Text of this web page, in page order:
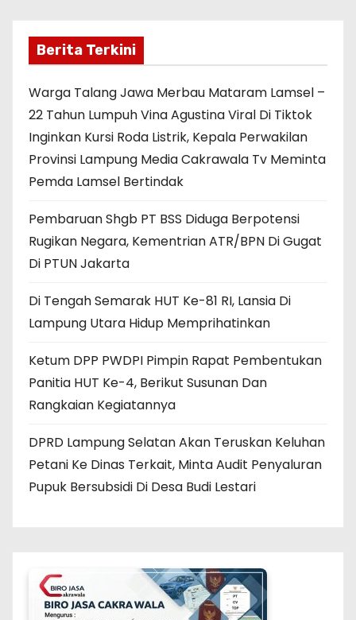
Berita Terkini
Warga Talang Jawa Merbau Mataram Lamsel –
22 Tahun Lumpuh Vina Agustina Viral Di Tiktok
Inginkan Kursi Roda Listrik, Kepala Perwakilan
Provinsi Lampung Media Cakrawala Tv Meminta
Pemda Lamsel Bertindak
Pembaruan Shgb PT BSS Diduga Berpotensi
Rugikan Negara, Kementrian ATR/BPN Di Gugat
Di PTUN Jakarta
Di Tengah Semarak HUT Ke-81 RI, Lansia Di
Lampung Utara Hidup Memprihatinkan
Ketum DPP PWDPI Pimpin Rapat Pembentukan
Panitia HUT Ke-4, Berikut Susunan Dan
Rangkaian Kegiatannya
DPRD Lampung Selatan Akan Teruskan Keluhan
Petani Ke Dinas Terkait, Minta Audit Penyaluran
Pupuk Bersubsidi Di Desa Budi Lestari